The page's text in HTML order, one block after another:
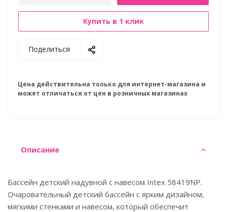
Купить в 1 клик
Поделиться
Цена действительна только для интернет-магазина и
может отличаться от цен в розничных магазинах
Описание
Бассейн детский надувной с навесом Intex 58419NP.
Очаровательный детский бассейн с ярким дизайном,
мягкими стенками и навесом, который обеспечит